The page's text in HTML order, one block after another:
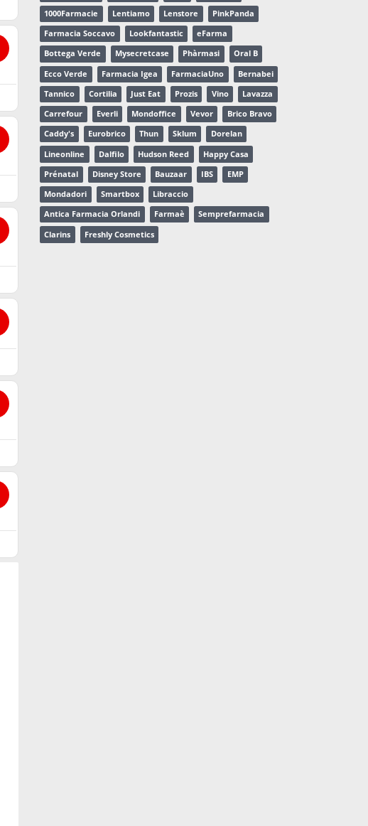
1000Farmacie Lentiamo Lenstore PinkPanda
Farmacia Soccavo Lookfantastic eFarma
Bottega Verde Mysecretcase Phàrmasi Oral B
Ecco Verde Farmacia Igea FarmaciaUno Bernabei
Tannico Cortilia Just Eat Prozis Vino Lavazza
Carrefour Everli Mondoffice Vevor Brico Bravo
Caddy's Eurobrico Thun Sklum Dorelan
Lineonline Dalfilo Hudson Reed Happy Casa
Prénatal Disney Store Bauzaar IBS EMP
Mondadori Smartbox Libraccio
Antica Farmacia Orlandi Farmaè Semprefarmacia
Clarins Freshly Cosmetics